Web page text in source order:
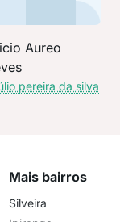
Aureo
pereira da silva
Mais bairros
Silveira